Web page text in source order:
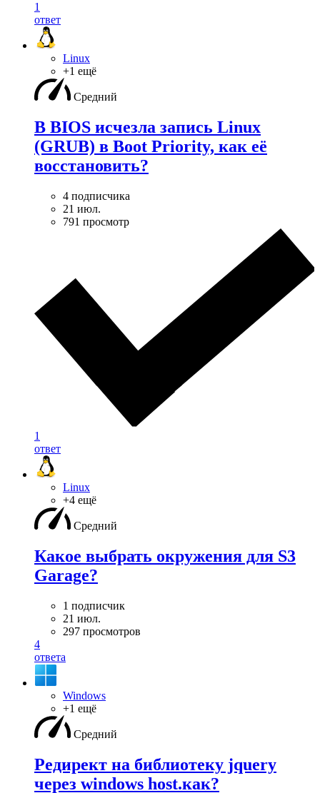
1
ответ
Linux
+1 ещё
Средний
В BIOS исчезла запись Linux
(GRUB) в Boot Priority, как её
восстановить?
4 подписчика
21 июл.
791 просмотр
1
ответ
Linux
+4 ещё
Средний
Какое выбрать окружения для S3
Garage?
1 подписчик
21 июл.
297 просмотров
4
ответа
Windows
+1 ещё
Средний
Редирект на библиотеку jquery
через windows host.как?